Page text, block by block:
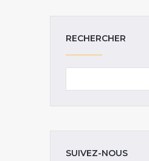
RECHERCHER
SUIVEZ-NOUS